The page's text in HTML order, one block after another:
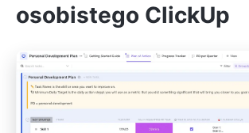
osobistego ClickUp